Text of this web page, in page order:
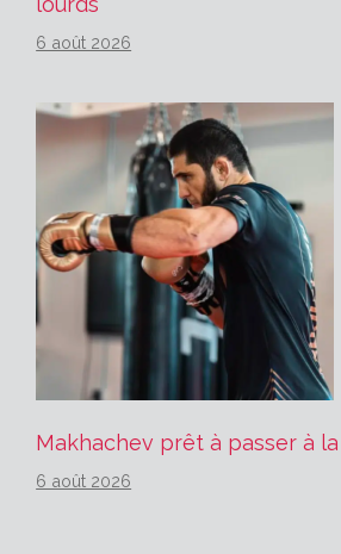
6 août 2026
Makhachev prêt à passer à
6 août 2026